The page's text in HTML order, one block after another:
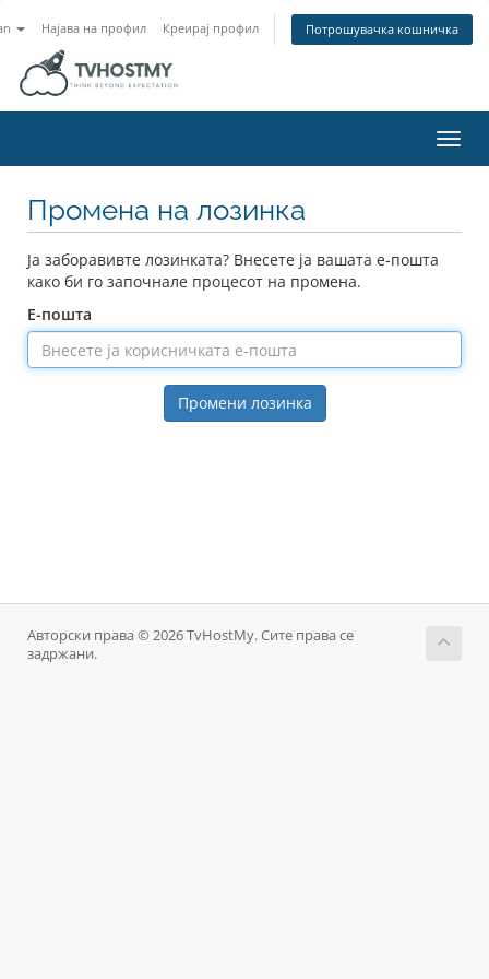
Најава на профил Креирај профил Потрошувачка кошничка
Промена на лозинка
Ја заборавивте лозинката? Внесете ја вашата е-пошта
како би го започнале процесот на промена.
Е-пошта
Промени лозинка
Авторски права © 2026 TvHostMy. Сите права се
задржани.